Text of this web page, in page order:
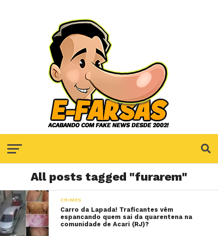
All posts tagged "furarem"
CRIMES
Carro da Lapada! Traficantes vêm
espancando quem sai da quarentena na
comunidade de Acari (RJ)?